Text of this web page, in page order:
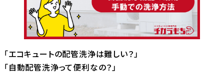
「エコキュートの配管洗浄は難しい？」
「自動配管洗浄って便利なの？」